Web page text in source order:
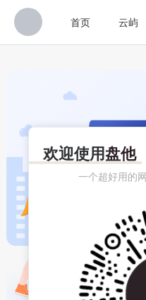
首页 云屿
欢迎使用盘他
一个超好用的